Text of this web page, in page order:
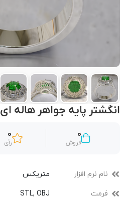
انگشتر پایه جواهر هاله ای
0
فروش
0
رأی
نام نرم افزار متریکس
فرمت STL, OBJ